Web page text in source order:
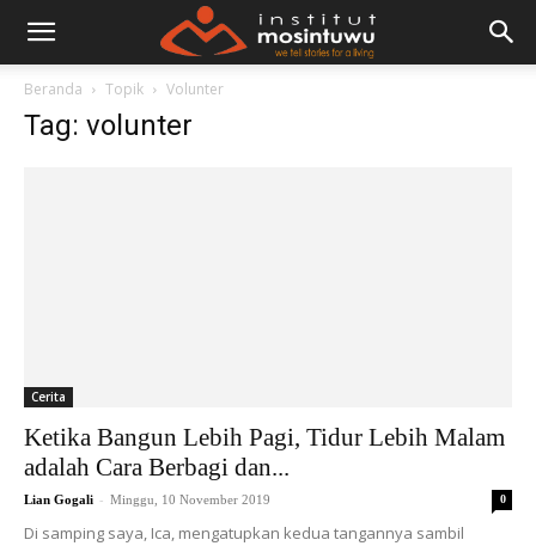
Beranda Topik Volunter
Tag: volunter
Cerita
Ketika Bangun Lebih Pagi, Tidur Lebih Malam
adalah Cara Berbagi dan...
Lian Gogali - Minggu, 10 November 2019 0
Di samping saya, Ica, mengatupkan kedua tangannya sambil